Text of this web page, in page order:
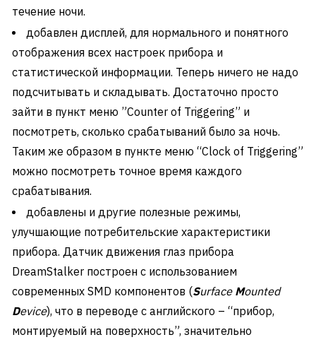
течение ночи.
добавлен дисплей, для нормального и понятного
отображения всех настроек прибора и
статистической информации. Теперь ничего не надо
подсчитывать и складывать. Достаточно просто
зайти в пункт меню ”Counter of Triggering” и
посмотреть, сколько срабатываний было за ночь.
Таким же образом в пункте меню “Clock of Triggering”
можно посмотреть точное время каждого
срабатывания.
добавлены и другие полезные режимы,
улучшающие потребительские характеристики
прибора. Датчик движения глаз прибора
DreamStalker построен с использованием
современных SMD компонентов (SurfaceMounted
Device), что в переводе с английского – “прибор,
монтируемый на поверхность”, значительно